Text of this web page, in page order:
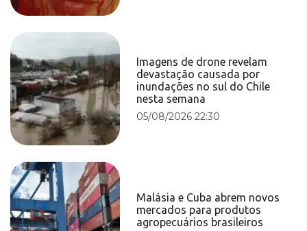
Imagens de drone revelam
devastação causada por
inundações no sul do Chile
nesta semana
05/08/2026 22:30
Malásia e Cuba abrem novos
mercados para produtos
agropecuários brasileiros